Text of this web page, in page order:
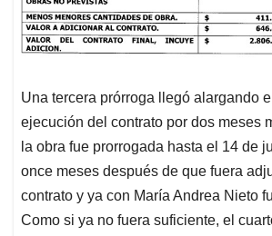
Una tercera prórroga llegó alargando
ejecución del contrato por dos meses
la obra fue prorrogada hasta el 14 de
once meses después de que fuera
contrato y ya con María Andrea Nieto
Como si ya no fuera suficiente, el